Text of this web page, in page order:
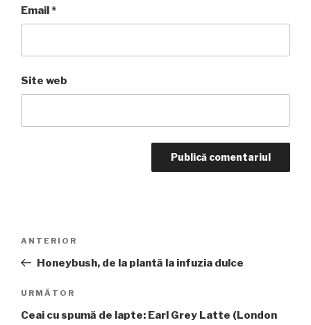
Email*
Site web
articole
Articolul
anterior
ANTERIOR
Honeybush, de la plantă la infuzia dulce
Articolul
următor
URMĂTOR
Ceai cu spumă de lapte: Earl Grey Latte (London